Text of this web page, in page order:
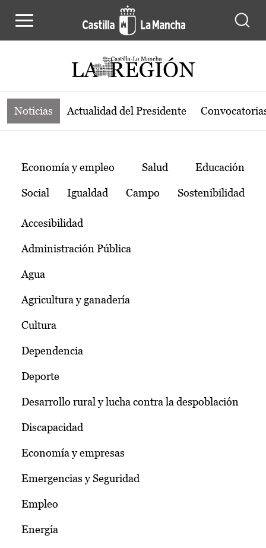
Noticias de la región de Castilla-La
Noticias Actualidad del Presidente
Temas
Economía y empleo Salud Educación
Social Igualdad Campo Sostenibilidad
Accesibilidad
Administración Pública
Agua
Agricultura y ganadería
Cultura
Dependencia
Deporte
Desarrollo rural y lucha contra la despoblación
Discapacidad
Economía y empresas
Emergencias y Seguridad
Empleo
Energía